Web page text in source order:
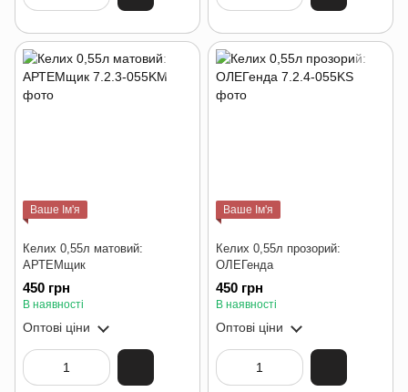
Ваше Ім'я
Келих 0,55л матовий:
АРТЕМщик
450 грн
В наявності
Оптові ціни
Ваше Ім'я
Келих 0,55л прозорий:
ОЛЕГенда
450 грн
В наявності
Оптові ціни